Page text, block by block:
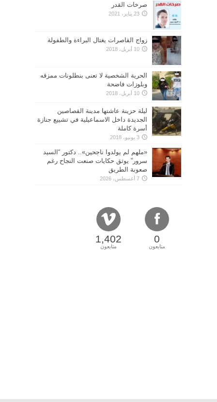
صرخات القدر
23 يناير، 2021
زواج القاصرات يغتال البراءة والطفولة
10 أبريل، 2018
الحرية الشخصية لا تعنى بنطلونات ممزقه
وبلوزات فاضحة
10 أبريل، 2018
ليلة حزينة عاشتها مدينة القصاصين
الجديدة داخل الاسماعيلية في تشييع جنازة
أسرة كاملة
3 يونيو، 2018
«ملهم لم يولدوا ناجحين».. دكتور “السيد
سرور” يوثق حكايات صنعت النجاح رغم
صعوبة الطريق
7 أغسطس، 2026
0
متابعون
1,402
متابعون